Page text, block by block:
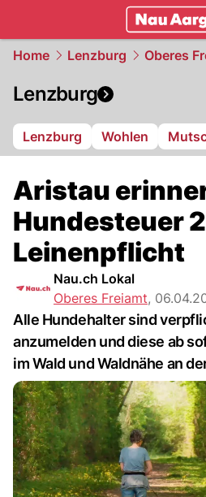
Home Lenzburg Oberes
Lenzburg
Lenzburg Wohlen
Aristau
Hundesteuer
Leinenpflicht
Nau.ch Lokal
Oberes Freiamt,
Alle Hundehalter sind
anzumelden und diese ab
im Wald und Waldnähe an